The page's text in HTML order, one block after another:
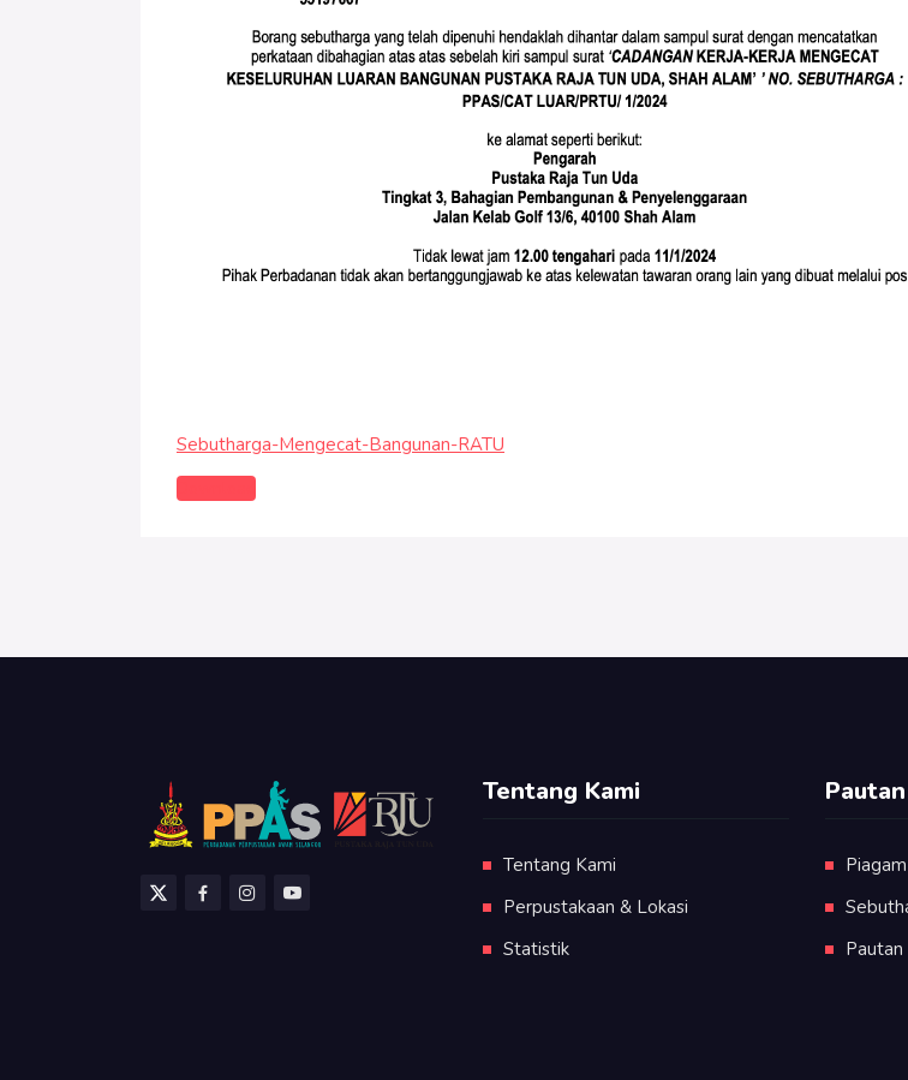
Sebutharga-Mengecat-Bangunan-RATU
Tentang Kami
Tentang Kami
Perpustakaan & Lokasi
Statistik